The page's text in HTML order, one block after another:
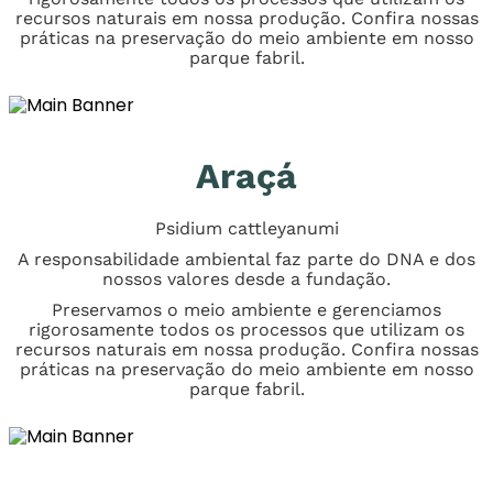
recursos naturais em nossa produção. Confira nossas
práticas na preservação do meio ambiente em nosso
parque fabril.
Araçá
Psidium cattleyanumi
A responsabilidade ambiental faz parte do DNA e dos
nossos valores desde a fundação.
Preservamos o meio ambiente e gerenciamos
rigorosamente todos os processos que utilizam os
recursos naturais em nossa produção. Confira nossas
práticas na preservação do meio ambiente em nosso
parque fabril.